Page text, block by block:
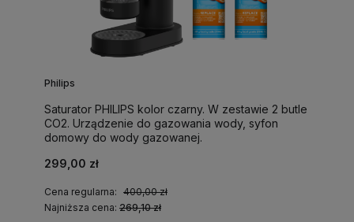
Philips
Saturator PHILIPS kolor czarny. W zestawie 2 butle
CO2. Urządzenie do gazowania wody, syfon
domowy do wody gazowanej.
299,00 zł
Cena regularna: 400,00 zł
Najniższa cena: 269,10 zł